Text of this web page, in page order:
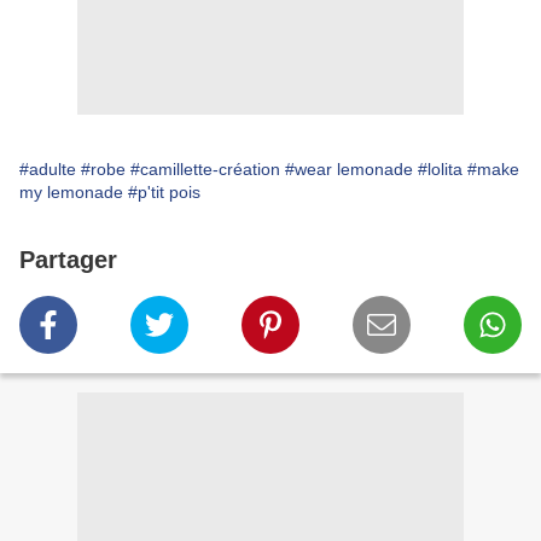
#adulte #robe #camillette-création #wear lemonade #lolita #make
my lemonade #p'tit pois
Partager